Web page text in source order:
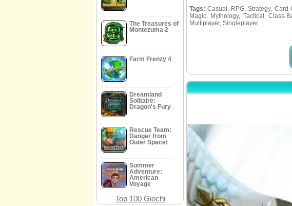
The Treasures of
Montezuma 2
Farm Frenzy 4
Dreamland
Solitaire:
Dragon's Fury
Rescue Team:
Danger from
Outer Space!
Summer
Adventure:
American
Voyage
Top 100 Giochi
Tags: Casual, RPG, Strategy, Card
Magic, Mythology, Tactical, Class-
Multiplayer, Singleplayer